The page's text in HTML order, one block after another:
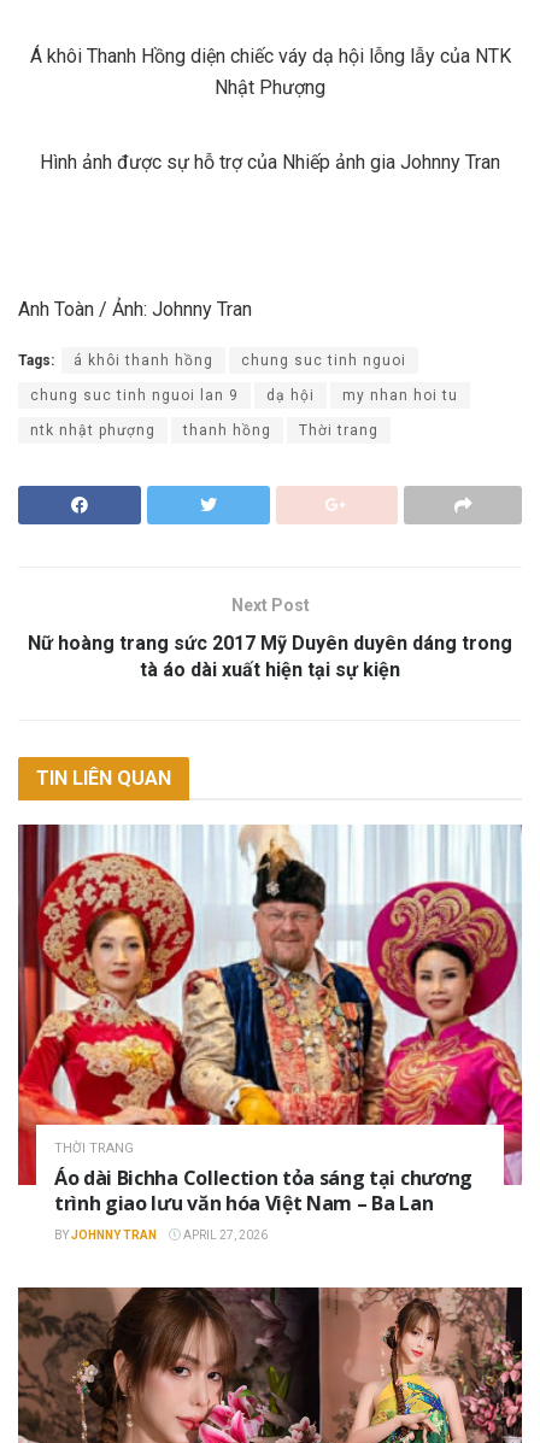
Á khôi Thanh Hồng diện chiếc váy dạ hội lỗng lẫy của NTK
Nhật Phượng
Hình ảnh được sự hỗ trợ của Nhiếp ảnh gia Johnny Tran
Anh Toàn / Ảnh: Johnny Tran
Tags: á khôi thanh hồng chung suc tinh nguoi
chung suc tinh nguoi lan 9 dạ hội my nhan hoi tu
ntk nhật phượng thanh hồng Thời trang
Next Post
Nữ hoàng trang sức 2017 Mỹ Duyên duyên dáng trong
tà áo dài xuất hiện tại sự kiện
TIN LIÊN QUAN
THỜI TRANG
Áo dài Bichha Collection tỏa sáng tại chương
trình giao lưu văn hóa Việt Nam – Ba Lan
BYJOHNNY TRAN APRIL 27, 2026